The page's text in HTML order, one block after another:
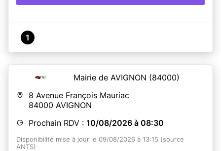
1
Mairie de AVIGNON (84000)
8 Avenue François Mauriac
84000 AVIGNON
Prochain RDV : 10/08/2026 à 08:30
Disponibilité mise à jour le 09/08/2026 à 13:15 (source
ANTS)